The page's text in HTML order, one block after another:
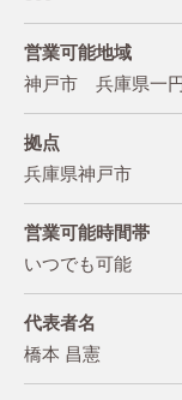
営業可能地域
神戸市 兵庫県一
拠点
兵庫県神戸市
営業可能時間帯
いつでも可能
代表者名
橋本 昌憲